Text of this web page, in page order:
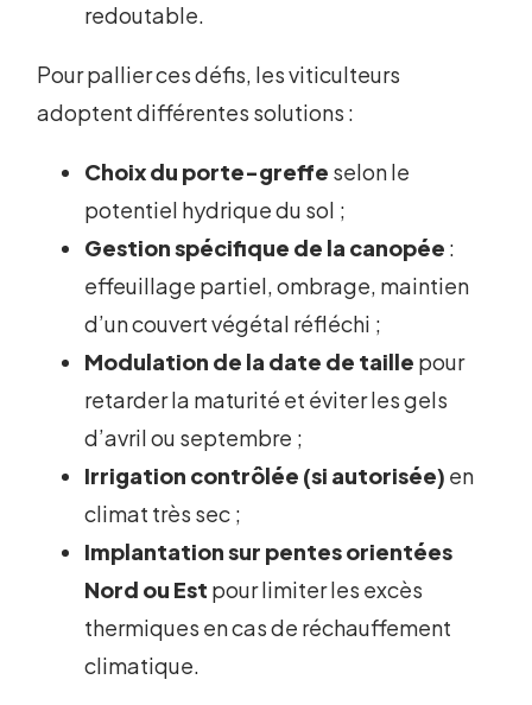
redoutable.
Pour pallier ces défis, les viticulteurs
adoptent différentes solutions :
Choix du porte-greffe selon le
potentiel hydrique du sol ;
Gestion spécifique de la canopée :
effeuillage partiel, ombrage, maintien
d’un couvert végétal réfléchi ;
Modulation de la date de taille pour
retarder la maturité et éviter les gels
d’avril ou septembre ;
Irrigation contrôlée (si autorisée) en
climat très sec ;
Implantation sur pentes orientées
Nord ou Est pour limiter les excès
thermiques en cas de réchauffement
climatique.